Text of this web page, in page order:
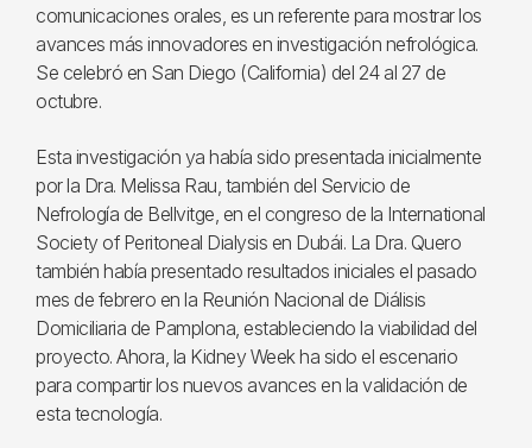
comunicaciones orales, es un referente para mostrar los
avances más innovadores en investigación nefrológica.
Se celebró en San Diego (California) del 24 al 27 de
octubre.
Esta investigación ya había sido presentada inicialmente
por la Dra. Melissa Rau, también del Servicio de
Nefrología de Bellvitge, en el congreso de la International
Society of Peritoneal Dialysis en Dubái. La Dra. Quero
también había presentado resultados iniciales el pasado
mes de febrero en la Reunión Nacional de Diálisis
Domiciliaria de Pamplona, estableciendo la viabilidad del
proyecto. Ahora, la Kidney Week ha sido el escenario
para compartir los nuevos avances en la validación de
esta tecnología.